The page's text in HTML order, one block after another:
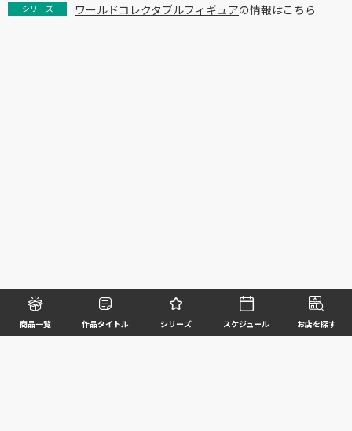
商品一覧 作品タイトル シリーズ スケジュール お店を探す
シリーズ ワールドコレクタブルフィギュアの情報はこちら